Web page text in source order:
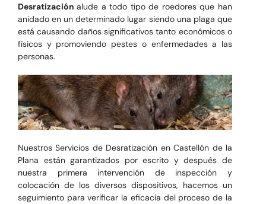
Desratizaciónalude a todo tipo de roedores que han
anidado en un determinado lugar siendo una plaga que
está causando daños significativos tanto económicos o
físicos y promoviendo pestes o enfermedades a las
personas.
Nuestros Servicios de Desratización en Castellón de la
Plana están garantizados por escrito y después de
nuestra primera intervención de inspección y
colocación de los diversos dispositivos, hacemos un
seguimiento para verificar la eficacia del proceso de la